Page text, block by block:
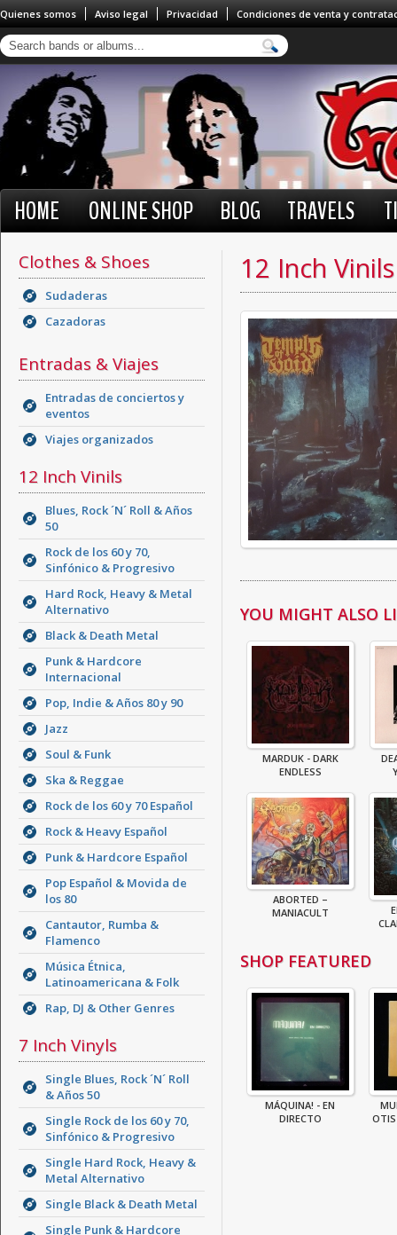
Quienes somos Aviso legal Privacidad Condiciones de venta y
HOME ONLINE SHOP BLOG TRAVELS
Clothes & Shoes
Sudaderas
Cazadoras
Entradas & Viajes
Entradas de conciertos y
eventos
Viajes organizados
12 Inch Vinils
Blues, Rock ´N´ Roll & Años
50
Rock de los 60 y 70,
Sinfónico & Progresivo
Hard Rock, Heavy & Metal
Alternativo
Black & Death Metal
Punk & Hardcore
Internacional
Pop, Indie & Años 80 y 90
Jazz
Soul & Funk
Ska & Reggae
Rock de los 60 y 70 Español
Rock & Heavy Español
Punk & Hardcore Español
Pop Español & Movida de
los 80
Cantautor, Rumba &
Flamenco
Música Étnica,
Latinoamericana & Folk
Rap, DJ & Other Genres
7 Inch Vinyls
Single Blues, Rock ´N´ Roll
& Años 50
Single Rock de los 60 y 70,
Sinfónico & Progresivo
Single Hard Rock, Heavy &
Metal Alternativo
Single Black & Death Metal
Single Punk & Hardcore
12 Inch Vinils
YOU MIGHT ALSO
MARDUK - DARK
ENDLESS
ABORTED –
MANIACULT
SHOP FEATURED
MÁQUINA! - EN
DIRECTO